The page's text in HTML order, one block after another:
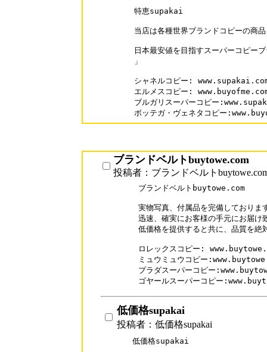
特恵supakai
当店は各種世界ブランドコピーの商
日本最安値を目指すスーパーコピ
」
シャネルコピー:
エルメスコピー:
ブルガリスーパーコピー
ボッテガ・ヴェネタコピー
ブランドベルトbuytowe.com
投稿者：ブランドベルト
ブランドベルトbuytowe.com
実物写真、付属品を完備しておりま
迅速、確実にお客様の手元にお届け
低価格を提供すると共に、品質を絶
ロレックスコピー:
ミュウミュウコピー
プラダスーパーコピー
ゴヤールスーパーコピー
低価格supakai
投稿者：低価格supakai
低価格supakai